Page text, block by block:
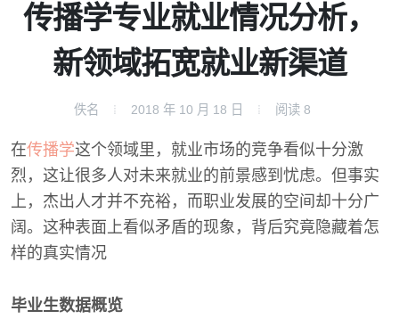
传播学专业就业情况分析，
新领域拓宽就业新渠道
佚名 2018 年 10 月 18 日 阅读 8
在传播学这个领域里，就业市场的竞争看似十分激
烈，这让很多人对未来就业的前景感到忧虑。但事实
上，杰出人才并不充裕，而职业发展的空间却十分广
阔。这种表面上看似矛盾的现象，背后究竟隐藏着怎
样的真实情况
毕业生数据概览